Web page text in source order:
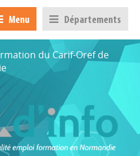
Menu Départements
du Carif-Oref de